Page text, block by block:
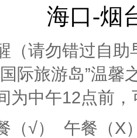
海口-烟
（请勿错过自
际旅游岛”温
为中午12点前
（√） 午餐（